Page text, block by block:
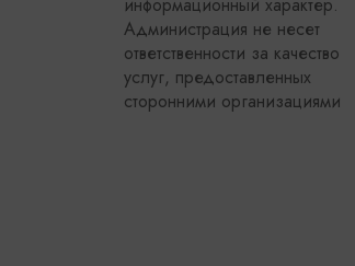
Администрация не несет
ответственности за качество
услуг, предоставленных
сторонними организациями